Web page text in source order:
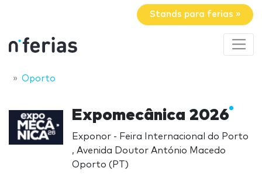
Stands para ferias »
Oporto
Expomecânica 2026
Exponor - Feira Internacional do Porto
, Avenida Doutor António Macedo
Oporto (PT)